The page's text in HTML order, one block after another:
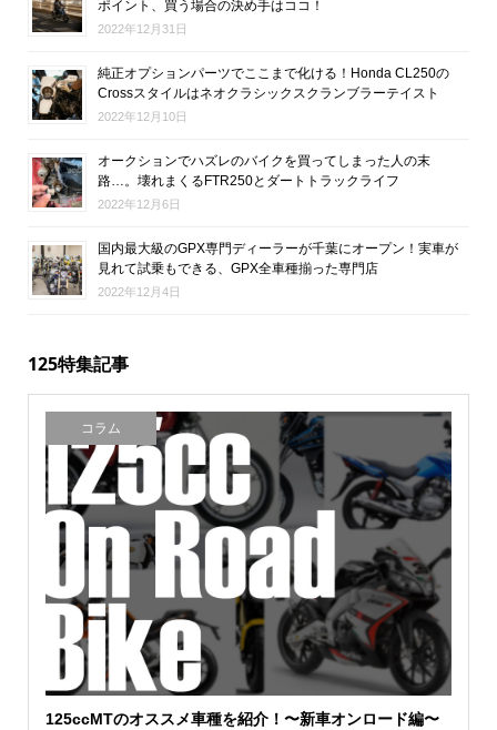
ポイント、買う場合の決め手はココ！
2022年12月31日
純正オプションパーツでここまで化ける！Honda CL250の
Crossスタイルはネオクラシックスクランブラーテイスト
2022年12月10日
オークションでハズレのバイクを買ってしまった人の末
路…。壊れまくるFTR250とダートトラックライフ
2022年12月6日
国内最大級のGPX専門ディーラーが千葉にオープン！実車が
見れて試乗もできる、GPX全車種揃った専門店
2022年12月4日
125特集記事
コラム
125ccMTのオススメ車種を紹介！〜新車オンロード編〜